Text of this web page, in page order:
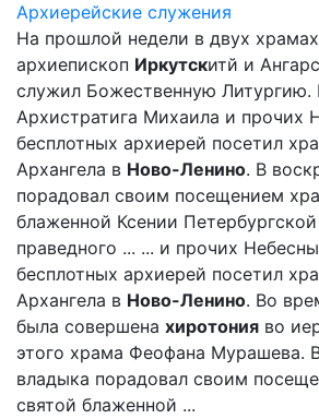
Архиерейские служения
На прошлой недели в двух
архиепископ Иркутскитй и
служил Божественную Литургию.
Архистратига Михаила и прочих
бесплотных архиерей посетил
Архангела в Ново-Ленино. В
порадовал своим посещением
блаженной Ксении Петербургской
праведного ... ... и прочих
бесплотных архиерей посетил
Архангела в Ново-Ленино. Во
была совершена хиротония во
этого храма Феофана Мурашева.
владыка порадовал своим
святой блаженной ...